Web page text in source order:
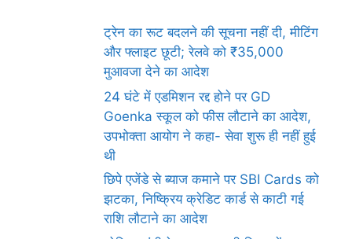
ट्रेन का रूट बदलने की सूचना नहीं दी, मीटिंग
और फ्लाइट छूटी; रेलवे को ₹35,000
मुआवजा देने का आदेश
24 घंटे में एडमिशन रद्द होने पर GD
Goenka स्कूल को फीस लौटाने का आदेश,
उपभोक्ता आयोग ने कहा- सेवा शुरू ही नहीं हुई
थी
छिपे एजेंडे से ब्याज कमाने पर SBI Cards को
झटका, निष्क्रिय क्रेडिट कार्ड से काटी गई
राशि लौटाने का आदेश